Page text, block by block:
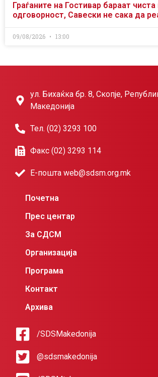
Граѓаните на Гостивар бараат
одговорност, Савески не сака да
09/08/2026 13:00
ул. Бихаќка бр. 8, Скопје,
Македонија
Тел. (02) 3293 100
Факс (02) 3293 114
Е-пошта web@sdsm.org.mk
Почетна
Прес центар
За СДСМ
Организација
Програма
Контакт
Архива
/SDSMakedonija
@sdsmakedonija